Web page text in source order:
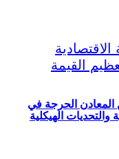
المعادن الحرجة في
والتحديات الهيكلية